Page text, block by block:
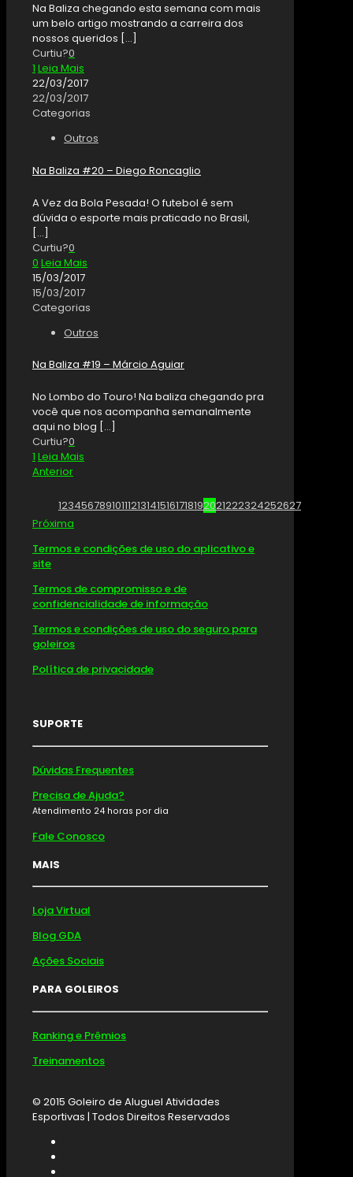
Na Baliza chegando esta semana com mais
um belo artigo mostrando a carreira dos
nossos queridos […]
Curtiu?0
1 Leia Mais
22/03/2017
22/03/2017
Categorias
Outros
Na Baliza #20 – Diego Roncaglio
A Vez da Bola Pesada! O futebol é sem
dúvida o esporte mais praticado no Brasil,
[…]
Curtiu?0
0 Leia Mais
15/03/2017
15/03/2017
Categorias
Outros
Na Baliza #19 – Márcio Aguiar
No Lombo do Touro! Na baliza chegando pra
você que nos acompanha semanalmente
aqui no blog […]
Curtiu?0
1 Leia Mais
Anterior
123456789101112131415161718192021222324252627
Próxima
Termos e condições de uso do aplicativo e
site
Termos de compromisso e de
confidencialidade de informação
Termos e condições de uso do seguro para
goleiros
Política de privacidade
SUPORTE
Dúvidas Frequentes
Precisa de Ajuda?
Atendimento 24 horas por dia
Fale Conosco
MAIS
Loja Virtual
Blog GDA
Ações Sociais
PARA GOLEIROS
Ranking e Prêmios
Treinamentos
© 2015 Goleiro de Aluguel Atividades
Esportivas | Todos Direitos Reservados